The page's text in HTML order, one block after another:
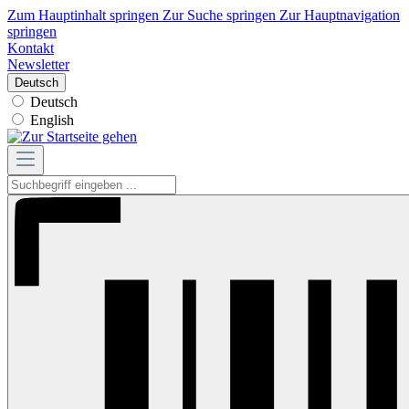
Zum Hauptinhalt springen Zur Suche springen Zur Hauptnavigation
springen
Kontakt
Newsletter
Deutsch
Deutsch
English